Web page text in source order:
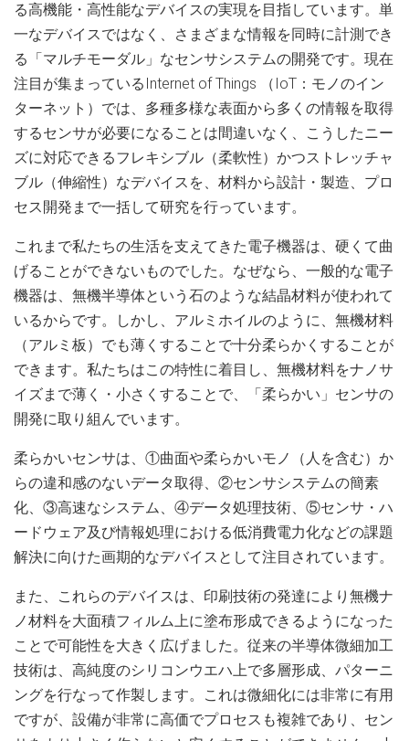
る高機能・高性能なデバイスの実現を目指しています。単
一なデバイスではなく、さまざまな情報を同時に計測でき
る「マルチモーダル」なセンサシステムの開発です。現在
注目が集まっているInternet of Things （IoT：モノのイン
ターネット）では、多種多様な表面から多くの情報を取得
するセンサが必要になることは間違いなく、こうしたニー
ズに対応できるフレキシブル（柔軟性）かつストレッチャ
ブル（伸縮性）なデバイスを、材料から設計・製造、プロ
セス開発まで一括して研究を行っています。
これまで私たちの生活を支えてきた電子機器は、硬くて曲
げることができないものでした。なぜなら、一般的な電子
機器は、無機半導体という石のような結晶材料が使われて
いるからです。しかし、アルミホイルのように、無機材料
（アルミ板）でも薄くすることで十分柔らかくすることが
できます。私たちはこの特性に着目し、無機材料をナノサ
イズまで薄く・小さくすることで、「柔らかい」センサの
開発に取り組んでいます。
柔らかいセンサは、①曲面や柔らかいモノ（人を含む）か
らの違和感のないデータ取得、②センサシステムの簡素
化、③高速なシステム、④データ処理技術、⑤センサ・ハ
ードウェア及び情報処理における低消費電力化などの課題
解決に向けた画期的なデバイスとして注目されています。
また、これらのデバイスは、印刷技術の発達により無機ナ
ノ材料を大面積フィルム上に塗布形成できるようになった
ことで可能性を大きく広げました。従来の半導体微細加工
技術は、高純度のシリコンウエハ上で多層形成、パターニ
ングを行なって作製します。これは微細化には非常に有用
ですが、設備が非常に高価でプロセスも複雑であり、セン